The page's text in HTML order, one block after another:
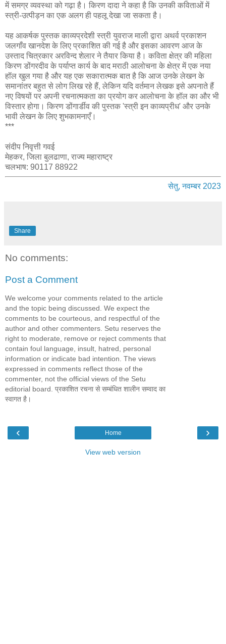
में समग्र व्यवस्था को गढ़ा है। किरण दादा ने कहा है कि उनकी कविताओं में
स्त्री-उत्पीड़न का एक अलग ही पहलू देखा जा सकता है।
यह आकर्षक पुस्तक काव्यप्रदेशी स्त्री युवराज माली द्वारा अथर्व प्रकाशन
जलगाँव खानदेश के लिए प्रकाशित की गई है और इसका आवरण आज के
उस्ताद चित्रकार अरविन्द शेलार ने तैयार किया है। कविता क्षेत्र की महिला
किरण डोंगरदीव के पर्याप्त कार्य के बाद मराठी आलोचना के क्षेत्र में एक नया
हॉल खुल गया है और यह एक सकारात्मक बात है कि आज उनके लेखन के
समानांतर बहुत से लोग लिख रहे हैं, लेकिन यदि वर्तमान लेखक इसे अपनाते हैं
नए विषयों पर अपनी रचनात्मकता का प्रयोग कर आलोचना के हॉल का और भी
विस्तार होगा। किरण डोंगार्डीव की पुस्तक 'स्त्री इन काव्यप्रीध' और उनके
भावी लेखन के लिए शुभकामनाएँ।
***
संदीप निवृत्ती गवई
मेहकर, जिला बुलढाणा, राज्य महाराष्ट्र
चलभाष: 90117 88922
सेतु, नवम्बर 2023
Share
No comments:
Post a Comment
We welcome your comments related to the article
and the topic being discussed. We expect the
comments to be courteous, and respectful of the
author and other commenters. Setu reserves the
right to moderate, remove or reject comments that
contain foul language, insult, hatred, personal
information or indicate bad intention. The views
expressed in comments reflect those of the
commenter, not the official views of the Setu
editorial board. प्रकाशित रचना से सम्बंधित शालीन सम्वाद का
स्वागत है।
‹ ›
Home
View web version